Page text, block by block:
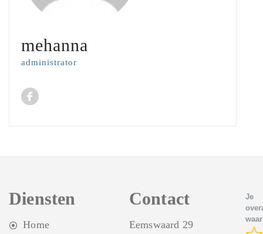
mehanna
administrator
Diensten
Home
Contact
Eemswaard 29
Je